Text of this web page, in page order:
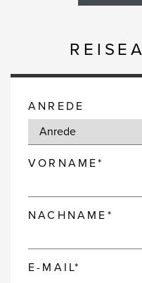
ANREDE
VORNAME*
NACHNAME*
E-MAIL*